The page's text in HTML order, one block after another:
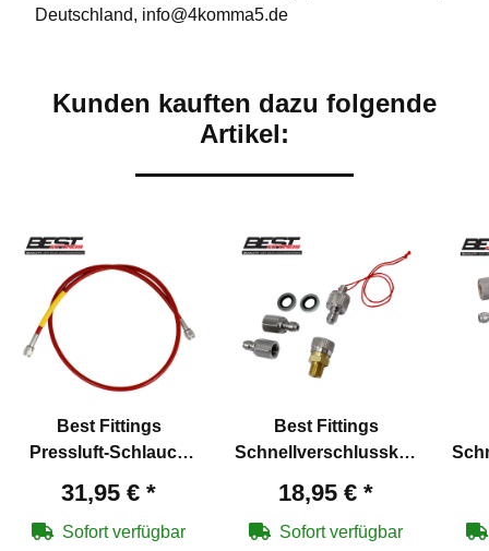
Deutschland, info@4komma5.de
Kunden kauften dazu folgende
Artikel:
Best Fittings
Pressluft-Schlauch
bis 300 bar
31,95 € *
Sofort verfügbar
Best Fittings
Schnellverschlusskupplung
Pressluft
18,95 € *
Sofort verfügbar